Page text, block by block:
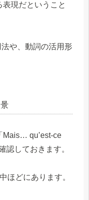
現だということ
や、動詞の活用形
Mais… qu’est-ce
認しておきます。
ほどにあります。